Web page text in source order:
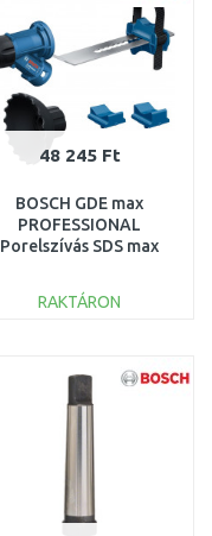
48 245 Ft
BOSCH GDE max
PROFESSIONAL
Porelszívás SDS max
1600A033BA
RAKTÁRON
Összehasonlítás